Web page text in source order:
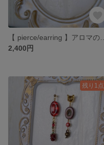
2,400円
残り1点